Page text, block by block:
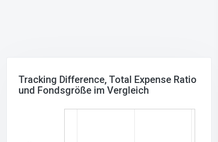
Tracking Difference, Total Expense Ratio
und Fondsgröße im Vergleich